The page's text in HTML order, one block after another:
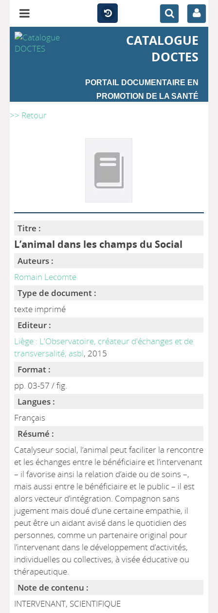
CATALOGUE
DOCTES
PORTAIL DOCUMENTAIRE EN
PROMOTION DE LA SANTÉ
>> Retour
Titre :
L’animal dans les champs du Social
Auteurs :
Romain Lecomte
Type de document :
texte imprimé
Editeur :
Liège : L'Observatoire, créateur d'échanges et de
transversalité, asbl, 2015
Format :
pp. 03-57 / fig.
Langues :
Français
Résumé :
Catalyseur social, l’animal peut faciliter la rencontre
et les échanges entre le bénéficiaire et l’intervenant
– il favorise ainsi la relation d’aide ou de soins –,
mais aussi entre le bénéficiaire et le public – il est
alors vecteur d’intégration. Compagnon sans
jugement mais doué d’une certaine empathie, il
peut être un aidant avisé dans le quotidien des
personnes, comme un partenaire original pour
l’intervenant dans le développement d’activités,
individuelles ou collectives, à visée éducative ou
thérapeutique.
Note de contenu :
INTERVENANT, SCIENTIFIQUE